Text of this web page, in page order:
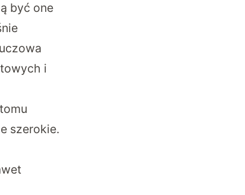
być one
i
szerokie.